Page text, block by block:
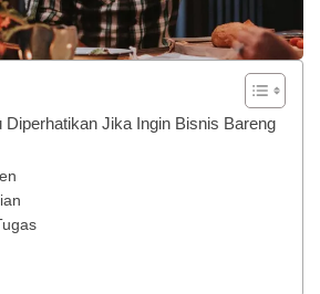
Diperhatikan Jika Ingin Bisnis Bareng